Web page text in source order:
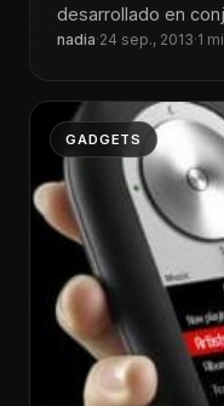
desarrollado en
brindar una mejor
nadia·24 sep., 2013·1
GADGETS